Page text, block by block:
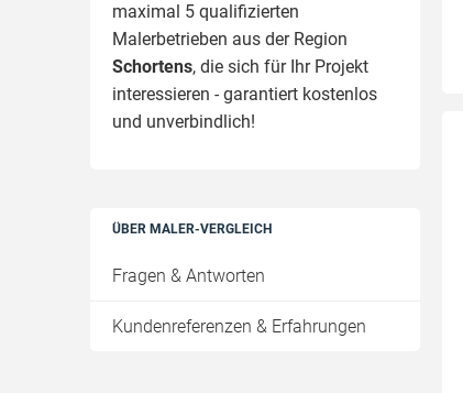
maximal 5 qualifizierten
Malerbetrieben aus der Region
Schortens, die sich für Ihr Projekt
interessieren - garantiert kostenlos
und unverbindlich!
ÜBER MALER-VERGLEICH
Fragen & Antworten
Kundenreferenzen & Erfahrungen